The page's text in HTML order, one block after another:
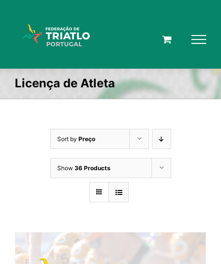
Licença de Atleta
Sort by Preço
Show 36 Products